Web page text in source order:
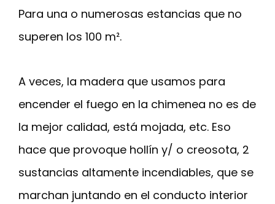
Para una o numerosas estancias que no
superen los 100 m².
A veces, la madera que usamos para
encender el fuego en la chimenea no es de
la mejor calidad, está mojada, etc. Eso
hace que provoque hollín y/ o creosota, 2
sustancias altamente incendiables, que se
marchan juntando en el conducto interior